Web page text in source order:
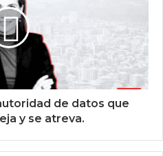
de datos que
y se atreva.